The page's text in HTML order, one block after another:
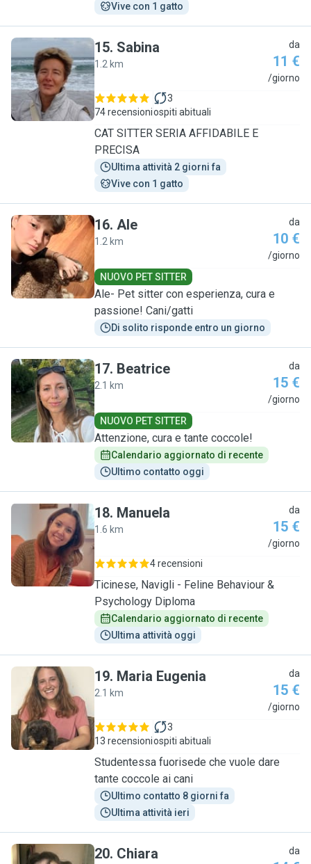
Vive con 1 gatto
S
15. Sabina
1.2 km
da
11 €
/giorno
74 recensioni
3
ospiti abituali
CAT SITTER SERIA AFFIDABILE E
PRECISA
Ultima attività 2 giorni fa
Vive con 1 gatto
A
16. Ale
1.2 km
da
10 €
/giorno
NUOVO PET SITTER
Ale- Pet sitter con esperienza, cura e
passione! Cani/gatti
Di solito risponde entro un giorno
B
17. Beatrice
2.1 km
da
15 €
/giorno
NUOVO PET SITTER
Attenzione, cura e tante coccole!
Calendario aggiornato di recente
Ultimo contatto oggi
M
18. Manuela
1.6 km
da
15 €
/giorno
4 recensioni
Ticinese, Navigli - Feline Behaviour &
Psychology Diploma
Calendario aggiornato di recente
Ultima attività oggi
M
19. Maria Eugenia
2.1 km
da
15 €
/giorno
13 recensioni
3
ospiti abituali
Studentessa fuorisede che vuole dare
tante coccole ai cani
Ultimo contatto 8 giorni fa
Ultima attività ieri
20. Chiara da